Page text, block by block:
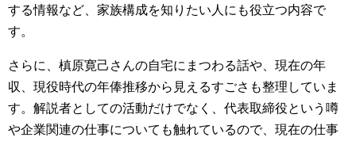
する情報など、家族構成を知りたい人にも役立つ内容で
す。
さらに、槙原寛己さんの自宅にまつわる話や、現在の年
収、現役時代の年俸推移から見えるすごさも整理していま
す。解説者としての活動だけでなく、代表取締役という噂
や企業関連の仕事についても触れているので、現在の仕事